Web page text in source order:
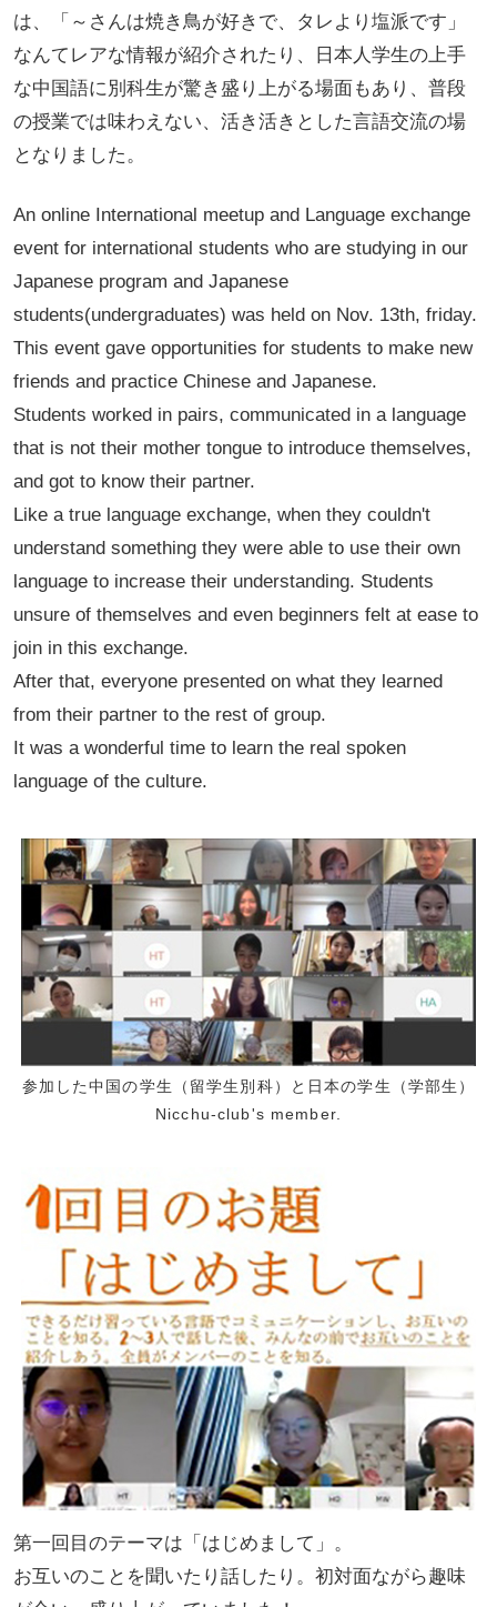
は、「～さんは焼き鳥が好きで、タレより塩派です」
なんてレアな情報が紹介されたり、日本人学生の上手
な中国語に別科生が驚き盛り上がる場面もあり、普段
の授業では味わえない、活き活きとした言語交流の場
となりました。
An online International meetup and Language exchange
event for international students who are studying in our
Japanese program and Japanese
students(undergraduates) was held on Nov. 13th, friday.
This event gave opportunities for students to make new
friends and practice Chinese and Japanese.
Students worked in pairs, communicated in a language
that is not their mother tongue to introduce themselves,
and got to know their partner.
Like a true language exchange, when they couldn't
understand something they were able to use their own
language to increase their understanding. Students
unsure of themselves and even beginners felt at ease to
join in this exchange.
After that, everyone presented on what they learned
from their partner to the rest of group.
It was a wonderful time to learn the real spoken
language of the culture.
参加した中国の学生（留学生別科）と日本の学生（学部生）
Nicchu-club's member.
第一回目のテーマは「はじめまして」。
お互いのことを聞いたり話したり。初対面ながら趣味